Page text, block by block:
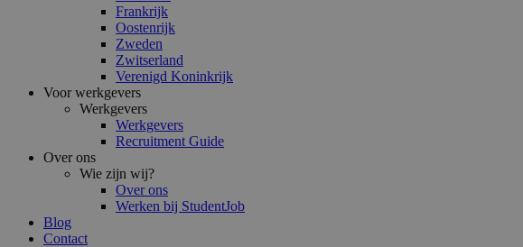
Frankrijk
Oostenrijk
Zweden
Zwitserland
Verenigd Koninkrijk
Voor werkgevers
Werkgevers
Werkgevers
Recruitment Guide
Over ons
Wie zijn wij?
Over ons
Werken bij StudentJob
Blog
Contact